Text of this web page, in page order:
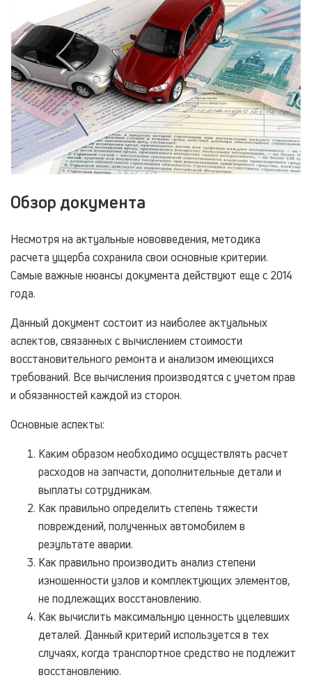
Обзор документа
Несмотря на актуальные нововведения, методика
расчета ущерба сохранила свои основные критерии.
Самые важные нюансы документа действуют еще с 2014
года.
Данный документ состоит из наиболее актуальных
аспектов, связанных с вычислением стоимости
восстановительного ремонта и анализом имеющихся
требований. Все вычисления производятся с учетом прав
и обязанностей каждой из сторон.
Основные аспекты:
Каким образом необходимо осуществлять расчет
расходов на запчасти, дополнительные детали и
выплаты сотрудникам.
Как правильно определить степень тяжести
повреждений, полученных автомобилем в
результате аварии.
Как правильно производить анализ степени
изношенности узлов и комплектующих элементов,
не подлежащих восстановлению.
Как вычислить максимальную ценность уцелевших
деталей. Данный критерий используется в тех
случаях, когда транспортное средство не подлежит
восстановлению.